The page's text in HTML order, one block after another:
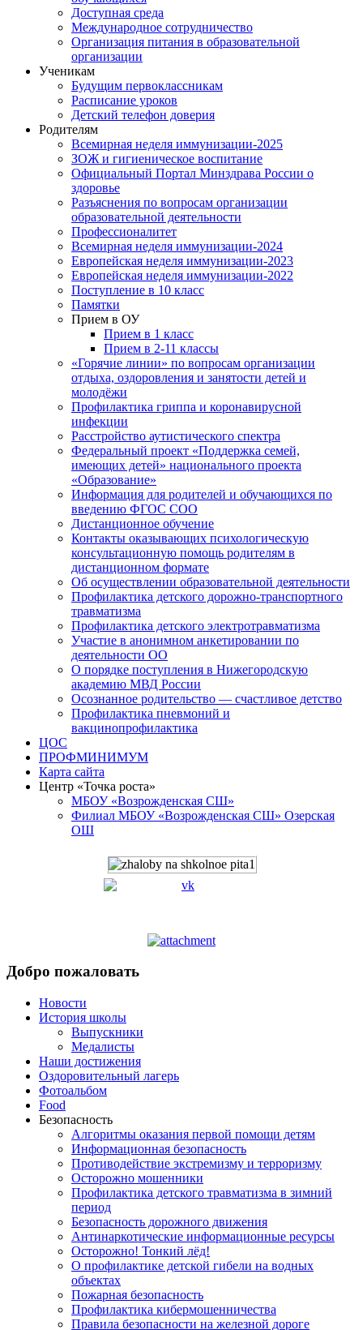
Доступная среда
Международное сотрудничество
Организация питания в образовательной
организации
Ученикам
Будущим первоклассникам
Расписание уроков
Детский телефон доверия
Родителям
Всемирная неделя иммунизации-2025
ЗОЖ и гигиеническое воспитание
Официальный Портал Минздрава России о
здоровье
Разъяснения по вопросам организации
образовательной деятельности
Профессионалитет
Всемирная неделя иммунизации-2024
Европейская неделя иммунизации-2023
Европейская неделя иммунизации-2022
Поступление в 10 класс
Памятки
Прием в ОУ
Прием в 1 класс
Прием в 2-11 классы
«Горячие линии» по вопросам организации
отдыха, оздоровления и занятости детей и
молодёжи
Профилактика гриппа и коронавирусной
инфекции
Расстройство аутистического спектра
Федеральный проект «Поддержка семей,
имеющих детей» национального проекта
«Образование»
Информация для родителей и обучающихся по
введению ФГОС СОО
Дистанционное обучение
Контакты оказывающих психологическую
консультационную помощь родителям в
дистанционном формате
Об осуществлении образовательной деятельности
Профилактика детского дорожно-транспортного
травматизма
Профилактика детского электротравматизма
Участие в анонимном анкетировании по
деятельности ОО
О порядке поступления в Нижегородскую
академию МВД России
Осознанное родительство — счастливое детство
Профилактика пневмоний и
вакцинопрофилактика
ЦОС
ПРОФМИНИМУМ
Карта сайта
Центр «Точка роста»
МБОУ «Возрожденская СШ»
Филиал МБОУ «Возрожденская СШ» Озерская
ОШ
Добро пожаловать
Новости
История школы
Выпускники
Медалисты
Наши достижения
Оздоровительный лагерь
Фотоальбом
Food
Безопасность
Алгоритмы оказания первой помощи детям
Информационная безопасность
Противодействие экстремизму и терроризму
Осторожно мошенники
Профилактика детского травматизма в зимний
период
Безопасность дорожного движения
Антинаркотические информационные ресурсы
Осторожно! Тонкий лёд!
О профилактике детской гибели на водных
объектах
Пожарная безопасность
Профилактика кибермошенничества
Правила безопасности на железной дороге